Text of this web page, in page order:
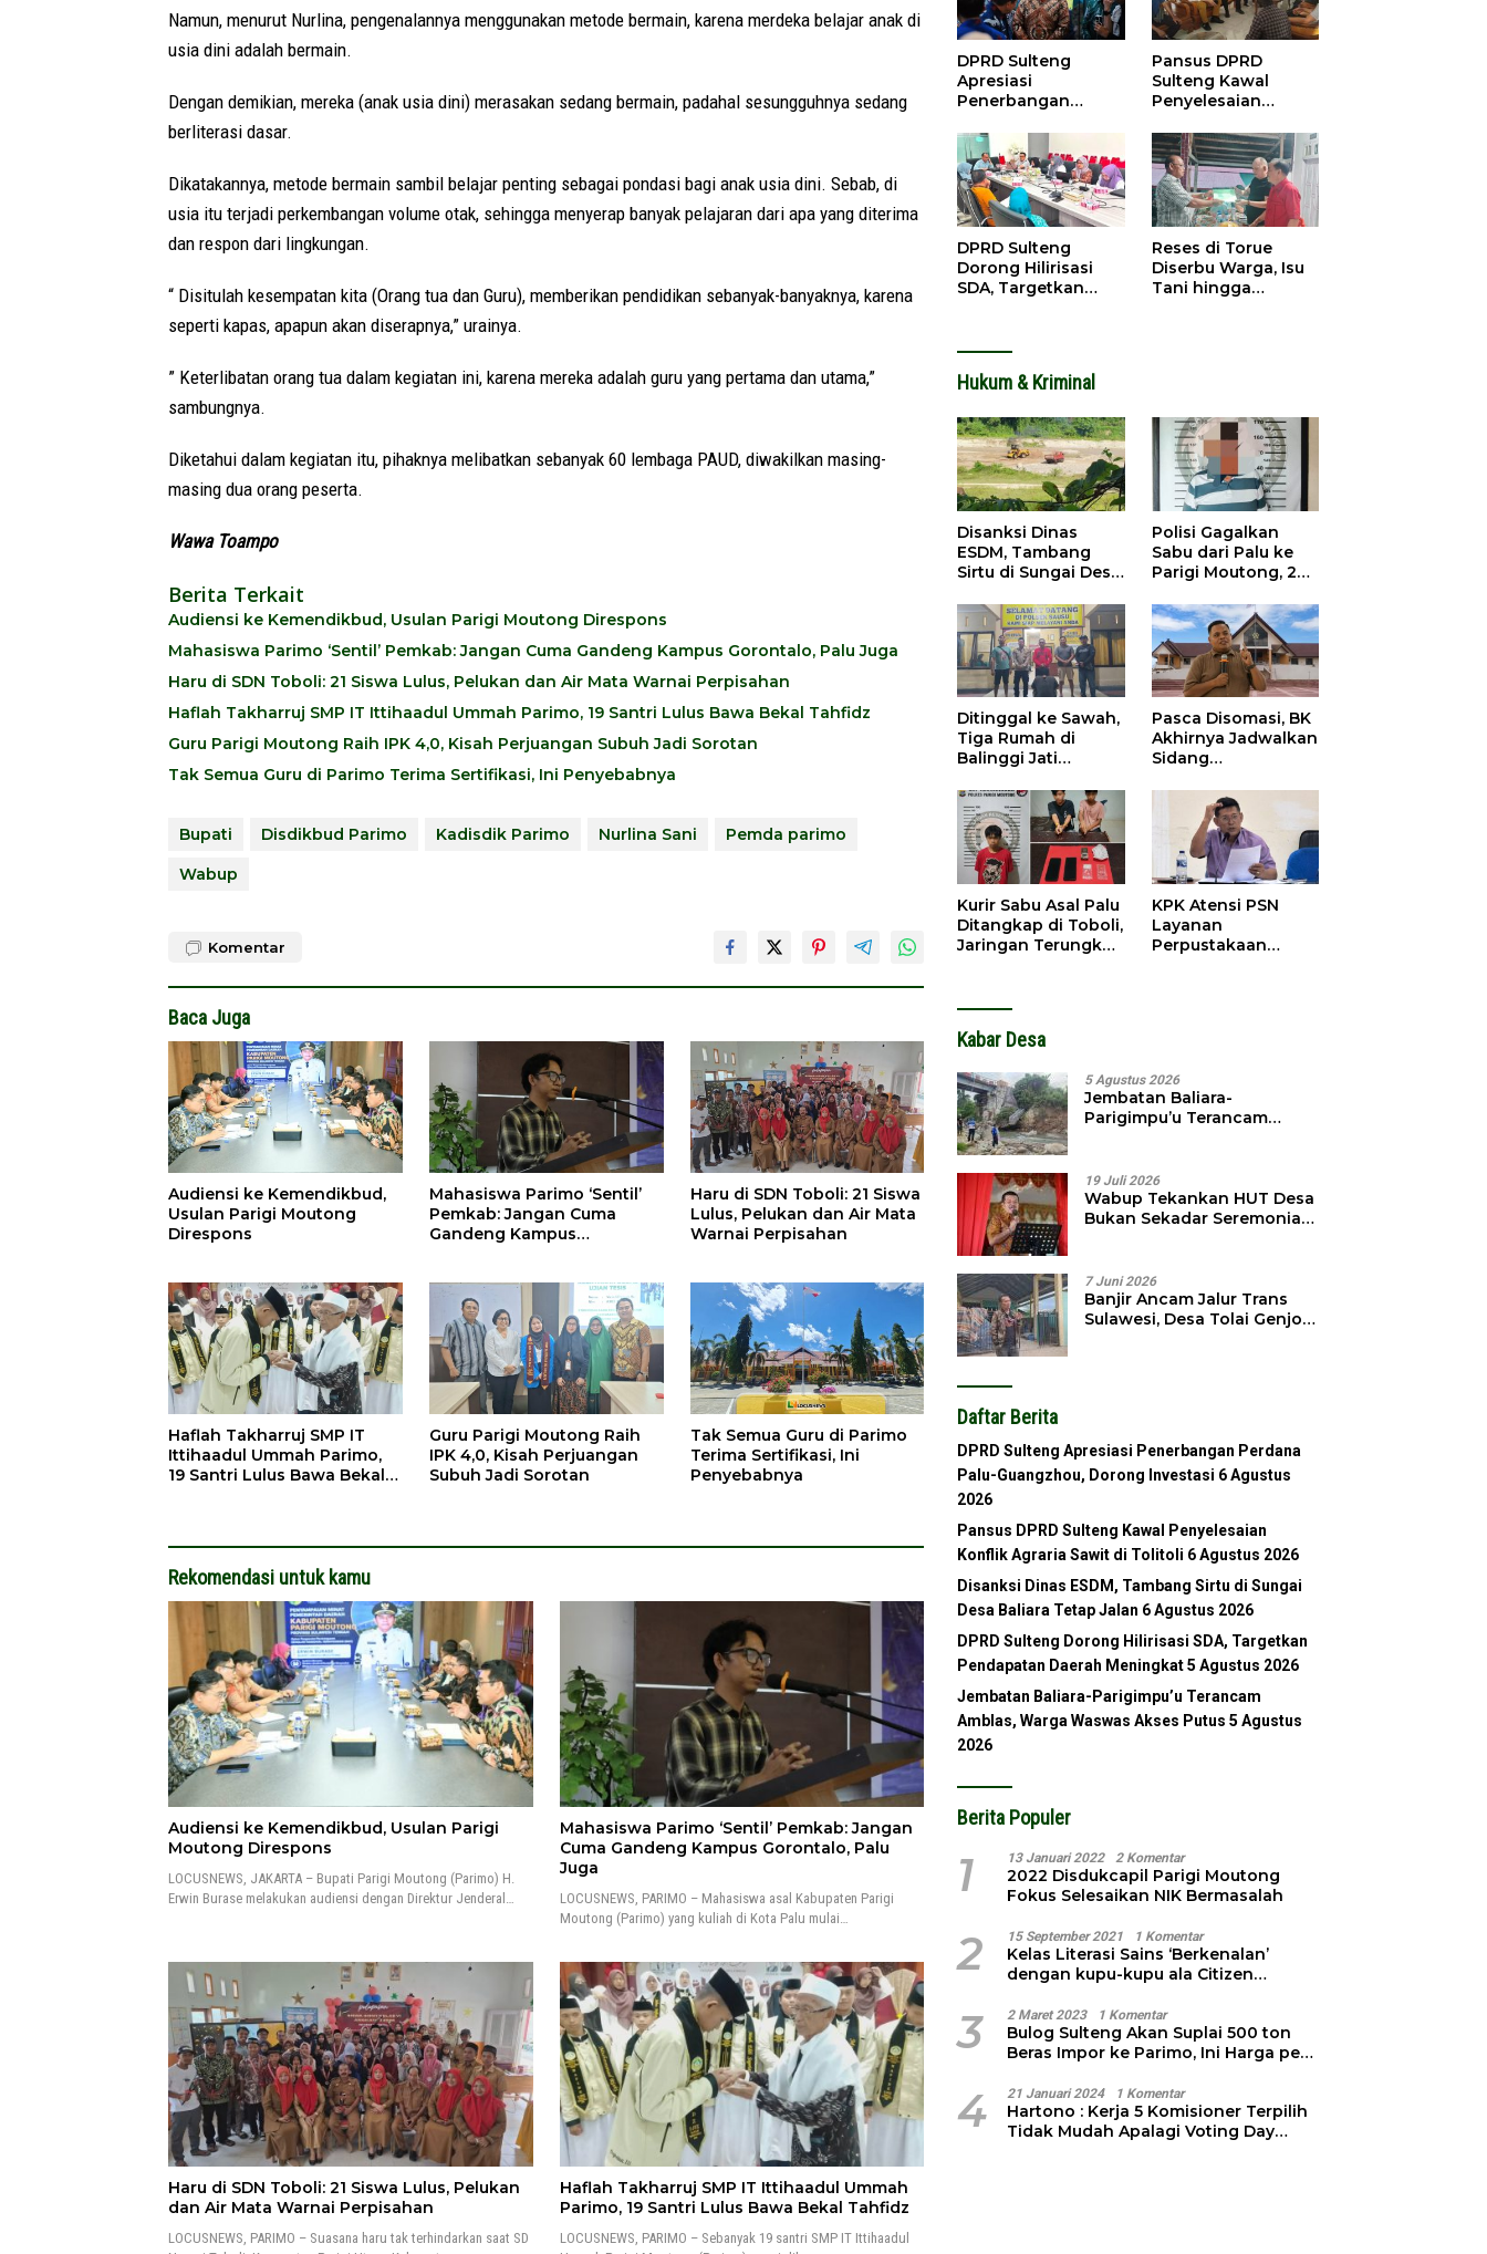
Namun, menurut Nurlina, pengenalannya menggunakan metode bermain, karena merdeka belajar anak di
usia dini adalah bermain.
Dengan demikian, mereka (anak usia dini) merasakan sedang bermain, padahal sesungguhnya sedang
berliterasi dasar.
Dikatakannya, metode bermain sambil belajar penting sebagai pondasi bagi anak usia dini. Sebab, di
usia itu terjadi perkembangan volume otak, sehingga menyerap banyak pelajaran dari apa yang diterima
dan respon dari lingkungan.
“ Disitulah kesempatan kita (Orang tua dan Guru), memberikan pendidikan sebanyak-banyaknya, karena
seperti kapas, apapun akan diserapnya,” urainya.
” Keterlibatan orang tua dalam kegiatan ini, karena mereka adalah guru yang pertama dan utama,”
sambungnya.
Diketahui dalam kegiatan itu, pihaknya melibatkan sebanyak 60 lembaga PAUD, diwakilkan masing-
masing dua orang peserta.
Wawa Toampo
Berita Terkait
Audiensi ke Kemendikbud, Usulan Parigi Moutong Direspons
Mahasiswa Parimo ‘Sentil’ Pemkab: Jangan Cuma Gandeng Kampus Gorontalo, Palu Juga
Haru di SDN Toboli: 21 Siswa Lulus, Pelukan dan Air Mata Warnai Perpisahan
Haflah Takharruj SMP IT Ittihaadul Ummah Parimo, 19 Santri Lulus Bawa Bekal Tahfidz
Guru Parigi Moutong Raih IPK 4,0, Kisah Perjuangan Subuh Jadi Sorotan
Tak Semua Guru di Parimo Terima Sertifikasi, Ini Penyebabnya
Bupati Disdikbud Parimo Kadisdik Parimo Nurlina Sani
Pemda parimo
Wabup
Komentar
Baca Juga
Audiensi ke Kemendikbud,
Usulan Parigi Moutong
Direspons
Mahasiswa Parimo ‘Sentil’
Pemkab: Jangan Cuma
Gandeng Kampus
Haru di SDN Toboli: 21 Siswa
Lulus, Pelukan dan Air Mata
Warnai Perpisahan
Haflah Takharruj SMP IT
Ittihaadul Ummah Parimo,
19 Santri Lulus Bawa Bekal
Guru Parigi Moutong Raih
IPK 4,0, Kisah Perjuangan
Subuh Jadi Sorotan
Tak Semua Guru di Parimo
Terima Sertifikasi, Ini
Penyebabnya
Rekomendasi untuk kamu
Audiensi ke Kemendikbud, Usulan Parigi
Moutong Direspons
LOCUSNEWS, JAKARTA – Bupati Parigi Moutong (Parimo) H.
Erwin Burase melakukan audiensi dengan Direktur Jenderal…
Mahasiswa Parimo ‘Sentil’ Pemkab: Jangan
Cuma Gandeng Kampus Gorontalo, Palu
Juga
LOCUSNEWS, PARIMO – Mahasiswa asal Kabupaten Parigi
Moutong (Parimo) yang kuliah di Kota Palu mulai…
Haru di SDN Toboli: 21 Siswa Lulus, Pelukan
dan Air Mata Warnai Perpisahan
LOCUSNEWS, PARIMO – Suasana haru tak terhindarkan saat SD
Haflah Takharruj SMP IT Ittihaadul Ummah
Parimo, 19 Santri Lulus Bawa Bekal Tahfidz
LOCUSNEWS, PARIMO – Sebanyak 19 santri SMP IT Ittihaadul
DPRD Sulteng
Apresiasi
Penerbangan
Guangzhou, Dorong
Investasi
Pansus DPRD
Sulteng Kawal
Penyelesaian
Sawit di Tolitoli
DPRD Sulteng
Dorong Hilirisasi
SDA, Targetkan
Reses di Torue
Diserbu Warga, Isu
Tani hingga
Hukum & Kriminal
Disanksi Dinas
ESDM, Tambang
Sirtu di Sungai Desa
Polisi Gagalkan
Sabu dari Palu ke
Parigi Moutong, 2
Ditangkap
Ditinggal ke Sawah,
Tiga Rumah di
Balinggi Jati
Ditangkap Dini Hari
Pasca Disomasi, BK
Akhirnya Jadwalkan
Sidang
Terhadap Selpina
Kurir Sabu Asal Palu
Ditangkap di Toboli,
Jaringan Terungkap
KPK Atensi PSN
Layanan
Perpustakaan
Kabar Desa
5 Agustus 2026
Jembatan Baliara-
Parigimpu’u Terancam
19 Juli 2026
Wabup Tekankan HUT Desa
Bukan Sekadar Seremonial,
7 Juni 2026
Banjir Ancam Jalur Trans
Sulawesi, Desa Tolai Genjot
Daftar Berita
DPRD Sulteng Apresiasi Penerbangan Perdana
Palu-Guangzhou, Dorong Investasi 6 Agustus
2026
Pansus DPRD Sulteng Kawal Penyelesaian
Konflik Agraria Sawit di Tolitoli 6 Agustus 2026
Disanksi Dinas ESDM, Tambang Sirtu di Sungai
Desa Baliara Tetap Jalan 6 Agustus 2026
DPRD Sulteng Dorong Hilirisasi SDA, Targetkan
Pendapatan Daerah Meningkat 5 Agustus 2026
Jembatan Baliara-Parigimpu’u Terancam
Amblas, Warga Waswas Akses Putus 5 Agustus
2026
Berita Populer
1 13 Januari 2022 2 Komentar
2022 Disdukcapil Parigi Moutong
Fokus Selesaikan NIK Bermasalah
2 15 September 2021 1 Komentar
Kelas Literasi Sains ‘Berkenalan’
dengan kupu-kupu ala Citizen
3 2 Maret 2023 1 Komentar
Bulog Sulteng Akan Suplai 500 ton
Beras Impor ke Parimo, Ini Harga per
4 21 Januari 2024 1 Komentar
Hartono : Kerja 5 Komisioner Terpilih
Tidak Mudah Apalagi Voting Day